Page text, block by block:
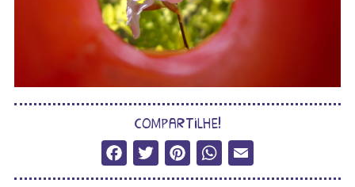
compartilhe!
Facebook
Twitter
Pinterest
WhatsApp